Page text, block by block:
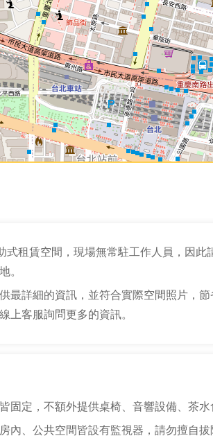
式租賃空間，現場無常駐工作人員，因此
。
最詳細的資訊，並符合實際空間照片，
上客服詢問更多的資訊。
固定，不額外提供桌椅、音響設備、茶水
內、公共空間皆設有監視器，請勿擅自拔